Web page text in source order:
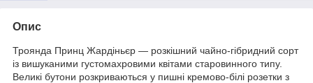
Опис
Троянда Принц Жардіньєр — розкішний чайно-гібридний сорт
із вишуканими густомахровими квітами старовинного типу.
Великі бутони розкриваються у пишні кремово-білі розетки з